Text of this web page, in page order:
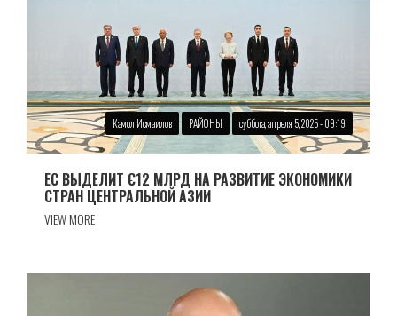
Камол Исмаилов РАЙОНЫ суббота, апреля 5, 2025 - 09:19
ЕС ВЫДЕЛИТ €12 МЛРД НА РАЗВИТИЕ ЭКОНОМИКИ
СТРАН ЦЕНТРАЛЬНОЙ АЗИИ
VIEW MORE